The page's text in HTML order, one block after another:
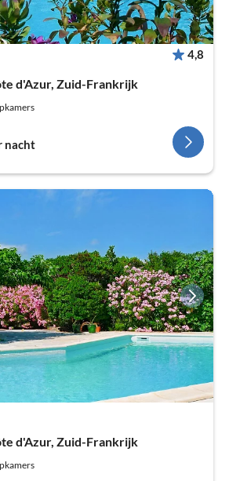
4,8
d'Azur, Zuid-Frankrijk
nacht
d'Azur, Zuid-Frankrijk